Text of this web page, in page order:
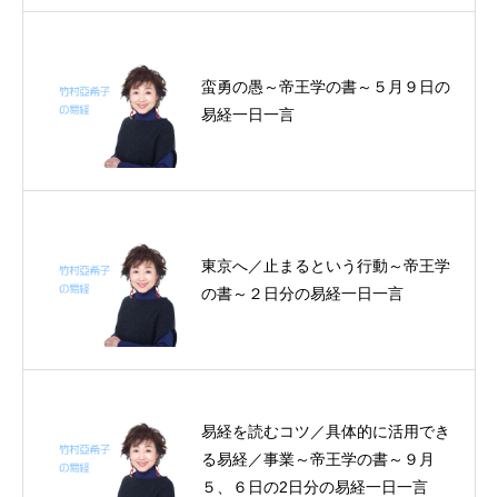
蛮勇の愚～帝王学の書～５月９日の
易経一日一言
東京へ／止まるという行動～帝王学
の書～２日分の易経一日一言
易経を読むコツ／具体的に活用でき
る易経／事業～帝王学の書～９月
５、６日の2日分の易経一日一言